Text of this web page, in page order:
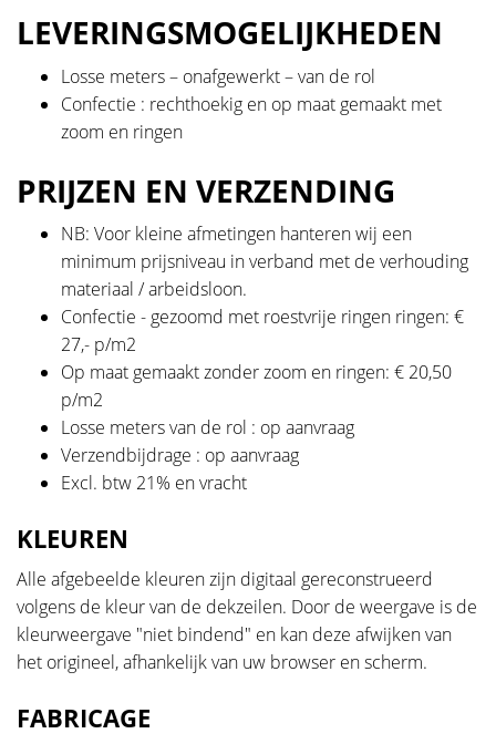
LEVERINGSMOGELIJKHEDEN
Losse meters – onafgewerkt – van de rol
Confectie : rechthoekig en op maat gemaakt met
zoom en ringen
PRIJZEN EN VERZENDING
NB: Voor kleine afmetingen hanteren wij een
minimum prijsniveau in verband met de verhouding
materiaal / arbeidsloon.
Confectie - gezoomd met roestvrije ringen ringen: €
27,- p/m2
Op maat gemaakt zonder zoom en ringen: € 20,50
p/m2
Losse meters van de rol : op aanvraag
Verzendbijdrage : op aanvraag
Excl. btw 21% en vracht
KLEUREN
Alle afgebeelde kleuren zijn digitaal gereconstrueerd
volgens de kleur van de dekzeilen. Door de weergave is de
kleurweergave "niet bindend" en kan deze afwijken van
het origineel, afhankelijk van uw browser en scherm.
FABRICAGE